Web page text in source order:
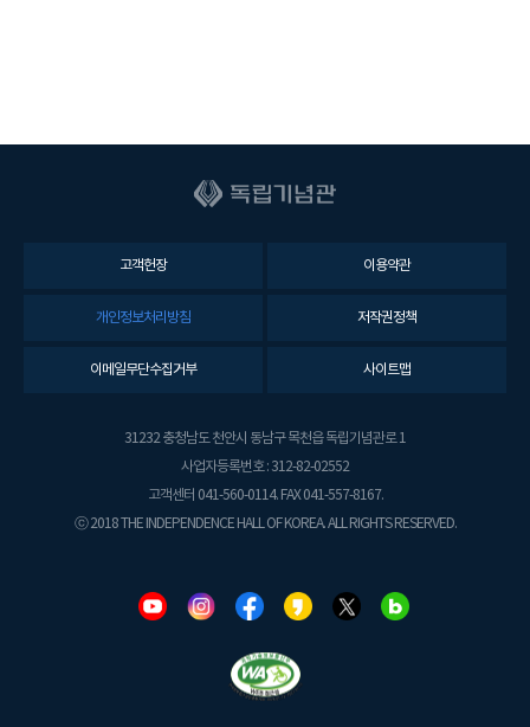
고객헌장 이용약관
개인정보처리방침 저작권정책
이메일무단수집거부 사이트맵
31232 충청남도 천안시 동남구 목천읍 독립기념관로 1
사업자등록번호 : 312-82-02552
고객센터 041-560-0114. FAX 041-557-8167.
ⓒ 2018 THE INDEPENDENCE HALL OF KOREA. ALL RIGHTS RESERVED.